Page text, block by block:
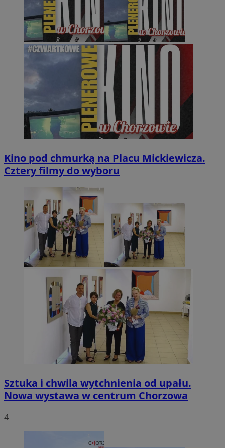
Kino pod chmurką na Placu Mickiewicza.
Cztery filmy do wyboru
Sztuka i chwila wytchnienia od upału.
Nowa wystawa w centrum Chorzowa
4